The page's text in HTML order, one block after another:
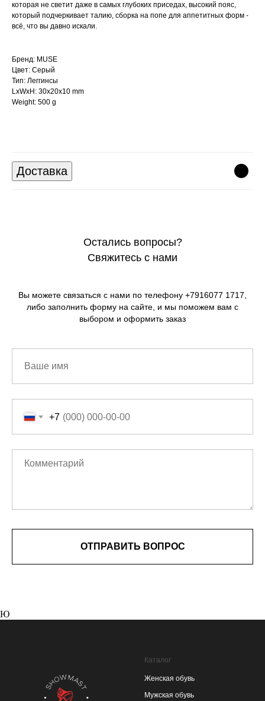
которая не светит даже в самых глубоких приседах, высокий пояс,
который подчеркивает талию, сборка на попе для аппетитных форм -
всё, что вы давно искали.
Бренд: MUSE
Цвет: Серый
Тип: Леггинсы
LxWxH: 30x20x10 mm
Weight: 500 g
Доставка
Остались вопросы?
Свяжитесь с нами
Вы можете связаться с нами по телефону +7916077 1717,
либо заполнить форму на сайте, и мы поможем вам с
выбором и оформить заказ
+7
ОТПРАВИТЬ ВОПРОС
Ю
Каталог
Женская обувь
Мужская обувь